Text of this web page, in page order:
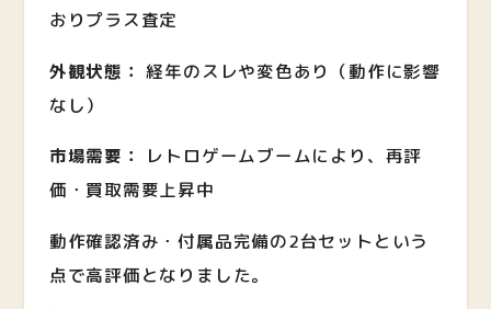
おりプラス査定
外観状態： 経年のスレや変色あり（動作に影響
なし）
市場需要：
レトロゲームブームにより、再評
価・買取需要上昇中
動作確認済み・付属品完備の2台セットという
点で高評価となりました。